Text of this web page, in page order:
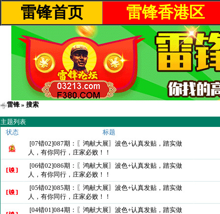
雷锋首页 雷锋香港区
雷锋 » 搜索
主题列表
状态
标题
[07错02]087期：〖鸿献大展〗波色+认真发贴，踏实做
人，有你同行，庄家必败！！
[06错02]086期：〖鸿献大展〗波色+认真发贴，踏实做
人，有你同行，庄家必败！！
[05错02]085期：〖鸿献大展〗波色+认真发贴，踏实做
人，有你同行，庄家必败！！
[04错01]084期：〖鸿献大展〗波色+认真发贴，踏实做